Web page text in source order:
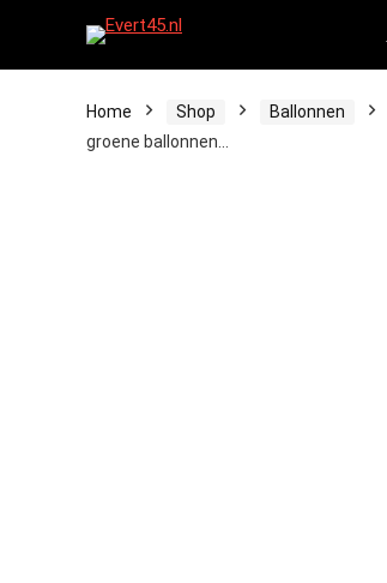
Home Shop Ballonnen
groene ballonnen…